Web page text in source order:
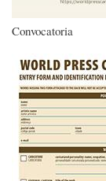
Convocatoria
Imagen